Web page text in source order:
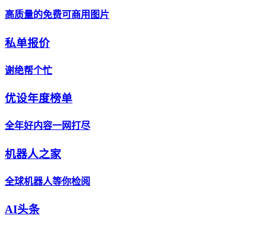
高质量的免费可商用图片
私单报价
谢绝帮个忙
优设年度榜单
全年好内容一网打尽
机器人之家
全球机器人等你检阅
AI头条